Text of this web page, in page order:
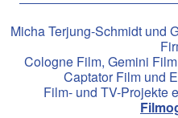
Micha Terjung-Schmidt und
Cologne Film, Gemini
Captator Film und
Film- und TV-Projekte